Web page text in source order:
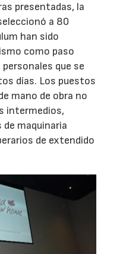
presentadas, la
a 80
han sido
como paso
que se
días. Los puestos
mano de obra no
intermedios,
maquinaria
de extendido